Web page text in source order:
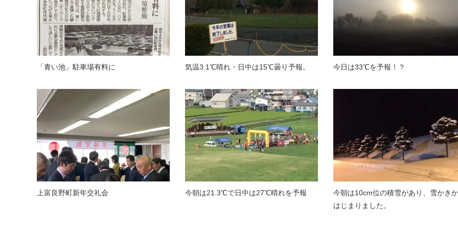
「青い池」駐車場有料に 気温3.1℃晴れ・日中は15℃曇り予報。 今日は33℃を予報！？
上富良野町新年交礼会 今朝は21.3℃で日中は27℃晴れを予報
今朝は10cm位の積雪があり、雪かき
はじまりました。